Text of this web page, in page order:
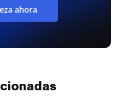
ahora